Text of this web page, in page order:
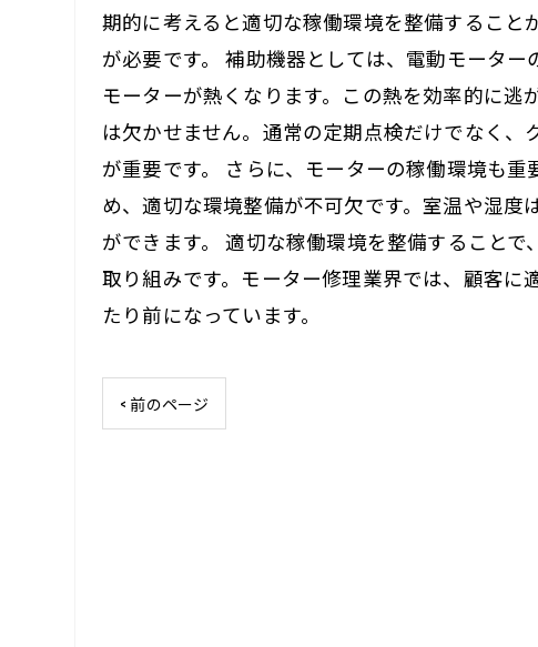
期的に考えると適切な稼働環境を整備するこ
が必要です。 補助機器としては、電動モータ
モーターが熱くなります。この熱を効率的に
は欠かせません。通常の定期点検だけでなく
が重要です。 さらに、モーターの稼働環境も
め、適切な環境整備が不可欠です。室温や湿
ができます。 適切な稼働環境を整備すること
取り組みです。モーター修理業界では、顧客
たり前になっています。
< 前のページ